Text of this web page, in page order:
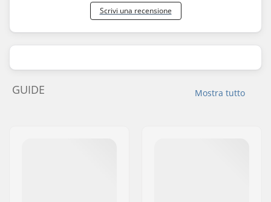
Scrivi una recensione
Mostra tutto
GUIDE